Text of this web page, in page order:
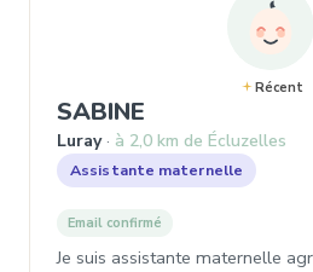
Récent
SABINE
Luray à 2,0 km de Écluzelles
Assistante maternelle
Email confirmé
Je suis assistante maternelle